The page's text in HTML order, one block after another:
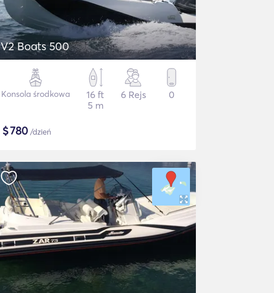
V2 Boats 500
Konsola środkowa
16 ft
5 m
6 Rejs 0
$780 /dzień